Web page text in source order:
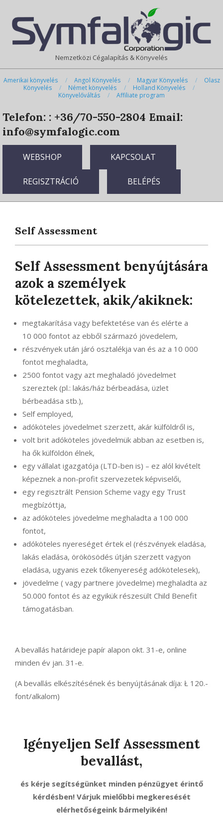
content
Navigation
Menu
Nemzetközi Cégalapítás & Könyvelés
Amerikai könyvelés Angol Könyvelés Magyar Könyvelés
Olasz
Könyvelés
Német könyvelés
Holland Könyvelés
Könyvelőváltás
Affiliate program
Telefon: : +36/70-550-2804 Email:
info@symfalogic.com
WEBSHOP KAPCSOLAT
REGISZTRÁCIÓ BELÉPÉS
Self Assessment
Self Assessment benyújtására
azok a személyek
kötelezettek, akik/akiknek:
megtakarítása vagy befektetése van és elérte a
10 000 fontot az ebből származó jövedelem,
részvények után járó osztalékja van és az a 10 000
fontot meghaladta,
2500 fontot vagy azt meghaladó jövedelmet
szereztek (pl.: lakás/ház bérbeadása, üzlet
bérbeadása stb.),
Self employed,
adóköteles jövedelmet szerzett, akár külföldről is,
volt brit adóköteles jövedelmük abban az esetben is,
ha ők külföldön élnek,
egy vállalat igazgatója (LTD-ben is) – ez alól kivételt
képeznek a non-profit szervezetek képviselői,
egy regisztrált Pension Scheme vagy egy Trust
megbízóttja,
az adóköteles jövedelme meghaladta a 100 000
fontot,
adóköteles nyereséget értek el (részvények eladása,
lakás eladása, örökösödés útján szerzett vagyon
eladása, ugyanis ezek tőkenyereség adókötelesek),
jövedelme ( vagy partnere jövedelme) meghaladta az
50.000 fontot és az egyikük részesült Child Benefit
támogatásban.
A bevallás határideje papír alapon okt. 31-e, online
minden év jan. 31-e.
(A bevallás elkészítésének és benyújtásának díja: Ł 120.-
font/alkalom)
Igényeljen Self Assessment
bevallást,
és kérje segítségünket minden pénzügyet érintő
kérdésben! Várjuk mielőbbi megkeresését
elérhetőségeink bármelyikén!